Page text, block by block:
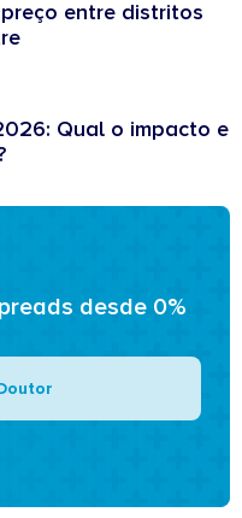
entre distritos
Qual o impacto e
desde 0%